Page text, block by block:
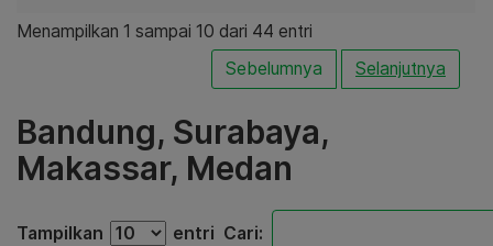
Menampilkan 1 sampai 10 dari 44 entri
Sebelumnya
Selanjutnya
Bandung, Surabaya,
Makassar, Medan
Tampilkan entri Cari: